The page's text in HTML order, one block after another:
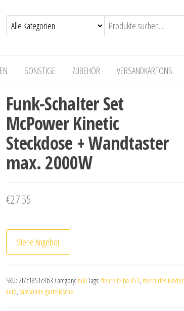
SONSTIGE ZUBEHÖR VERSANDKARTONS
Funk-Schalter Set
McPower Kinetic
Steckdose + Wandtaster
max. 2000W
€27.55
Siehe Angebot
SKU: 2f7c1851c3b3 Category: null Tags: fleurelle ba 451, mercedes kinder
auto, samsonite gürteltasche